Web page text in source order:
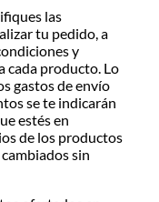
las
tu pedido, a
y
cada producto. Lo
gastos de envío
se te indicarán
estés en
de los productos
sin